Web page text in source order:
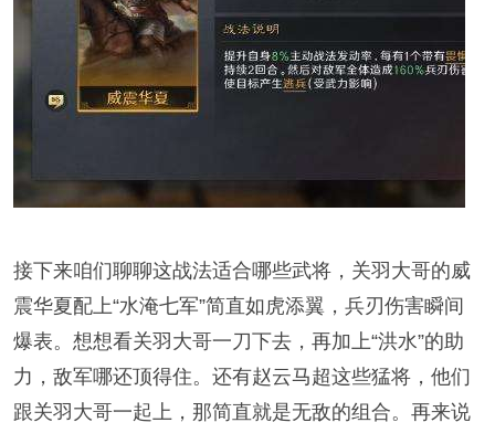
接下来咱们聊聊这战法适合哪些武将，关羽大哥的威
震华夏配上“水淹七军”简直如虎添翼，兵刃伤害瞬间
爆表。想想看关羽大哥一刀下去，再加上“洪水”的助
力，敌军哪还顶得住。还有赵云马超这些猛将，他们
跟关羽大哥一起上，那简直就是无敌的组合。再来说